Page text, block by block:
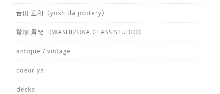
𠮷田 正和（yoshida pottery）
鷲塚 貴紀 （WASHIZUKA GLASS STUDIO）
antique / vintage
coeur ya.
decka